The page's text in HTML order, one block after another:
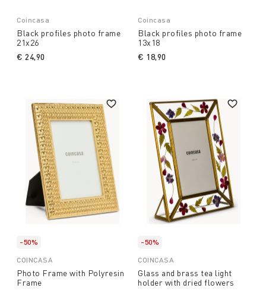
Coincasa
Black profiles photo frame
21x26
€ 24,90
Coincasa
Black profiles photo frame
13x18
€ 18,90
-50%
COINCASA
Photo Frame with Polyresin
Frame
-50%
COINCASA
Glass and brass tea light
holder with dried flowers